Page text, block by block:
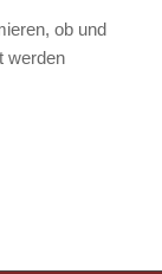
ob und
werden